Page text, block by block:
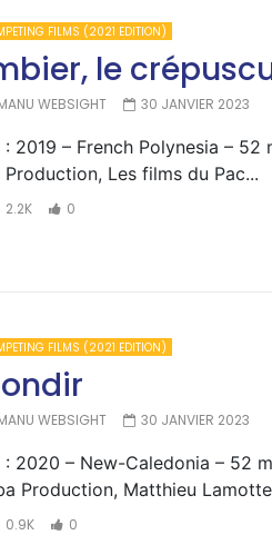
FILMS (2021 EDITION)
le
WEBSIGHT 30 JANVIER 2023
: 2019 – French Polynesia –
Production, Les films du Pac...
2.2K 0
FILMS (2021 EDITION)
WEBSIGHT 30 JANVIER 2023
: 2020 – New-Caledonia – 52
Production, Matthieu
0.9K 0